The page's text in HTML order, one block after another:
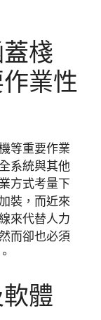
棧
業性
等重要作業
系統與其他
方式考量下
裝，而近來
來代替人力
而卻也必須
體